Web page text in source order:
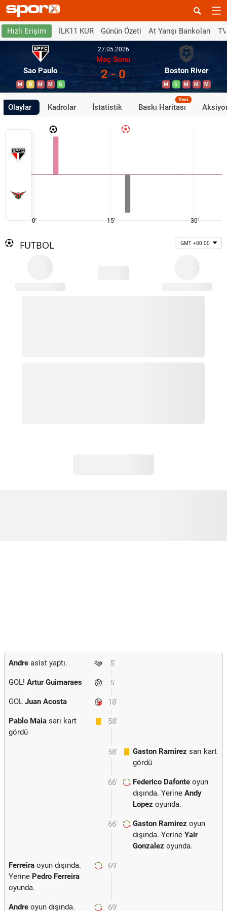
Hızlı Erişim İLK11 KUR Günün Özeti At Yarışı Bankoları
Sao Paulo
M B M M G
27.05.2026
Maç Sonu
2 - 0 Boston River
M G M M M
Olaylar Kadrolar İstatistik Baskı Haritası
Yeni
0' 15' 30'
FUTBOL GMT +00:00
5'
Andre asist yaptı.
5'
GOL! Artur Guimaraes
18'
GOL Juan Acosta
58'
Pablo Maia sarı kart
gördü
58' Gaston Ramirez sarı kart
gördü
66' Federico Dafonte oyun
dışında. Yerine Andy
Lopez oyunda.
66' Gaston Ramirez oyun
dışında. Yerine Yair
Gonzalez oyunda.
69'
Ferreira oyun dışında.
Yerine Pedro Ferreira
oyunda.
69'
Andre oyun dışında.